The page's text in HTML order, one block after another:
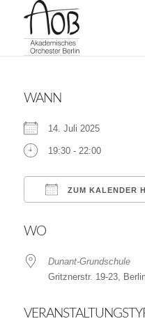
WANN
14. Juli 2025
19:30 - 22:00
ZUM KALENDER
WO
Dunant-Grundschule
Gritznerstr. 19-23,